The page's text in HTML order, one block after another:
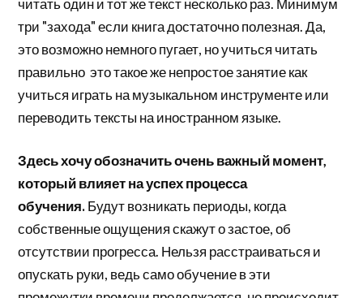
три "захода" если книга достаточно полезная. Да,
это возможно немного пугает, но учиться читать
правильно это такое же непростое занятие как
учиться играть на музыкальном инструменте или
переводить тексты на иностранном языке.
Здесь хочу обозначить очень важный момент,
который влияет на успех процесса
обучения.Будут возникать периоды, когда
собственные ощущения скажут о застое, об
отсутствии прогресса. Нельзя расстраиваться и
опускать руки, ведь само обучение в эти